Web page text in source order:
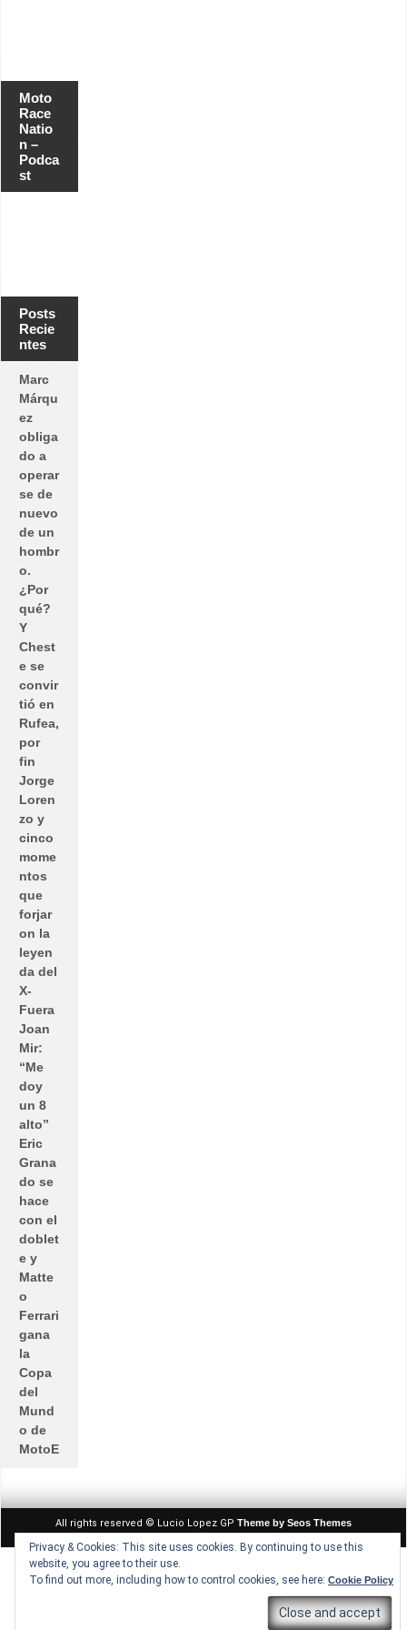
Privacy & Cookies: This site uses cookies. By continuing to use this
website, you agree to their use.
To find out more, including how to control cookies, see here: Cookie Policy
Moto
Race
Natio
n –
Podca
st
Posts
Recie
ntes
Marc
Márqu
ez
obliga
do a
operar
se de
nuevo
de un
hombr
o.
¿Por
qué?
Y
Chest
e se
convir
tió en
Rufea,
por
fin
Jorge
Loren
zo y
cinco
mome
ntos
que
forjar
on la
leyen
da del
X-
Fuera
Joan
Mir:
“Me
doy
un 8
alto”
Eric
Grana
do se
hace
con el
doblet
e y
Matte
o
Ferrari
gana
la
Copa
del
Mund
o de
MotoE
All rights reserved © Lucio Lopez GP Theme by Seos Themes